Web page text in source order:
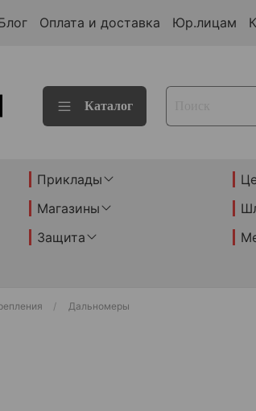
Оплата и доставка Юр.лицам
Каталог
Приклады
Магазины
Защита
Дальномеры